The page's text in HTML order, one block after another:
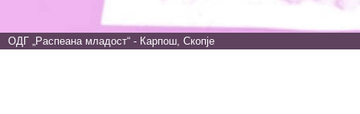
ОДГ „Распеана младост“ - Карпош, Скопје